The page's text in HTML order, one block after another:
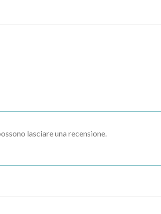
lasciare una recensione.